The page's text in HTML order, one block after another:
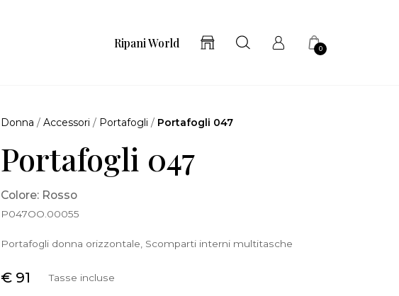
Ripani World 0
Donna /Accessori / Portafogli / Portafogli 047
Portafogli 047
Colore: Rosso
P047OO.00055
Portafogli donna orizzontale, Scomparti interni multitasche
€ 91 Tasse incluse